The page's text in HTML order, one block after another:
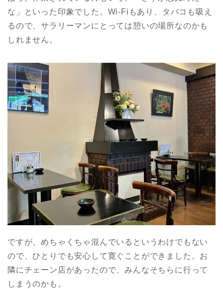
な」といった印象でした。Wi-Fiもあり、タバコも吸え
るので、サラリーマンにとっては憩いの場所なのかも
しれません。
ですが、めちゃくちゃ混んでいるというわけでもない
ので、ひとりでも安心して寛ぐことができました。お
隣にチェーン店があったので、みんなそちらに行って
しまうのかも。